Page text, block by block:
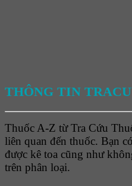
THÔNG TIN
Thuốc A-Z từ Tra Cứu
liên quan đến thuốc. Bạn
được kê toa cũng như
trên phân loại.